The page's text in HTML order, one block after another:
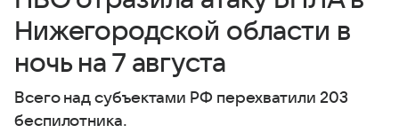
Нижегородской области в
ночь на 7 августа
Всего над субъектами РФ перехватили 203
беспилотника.